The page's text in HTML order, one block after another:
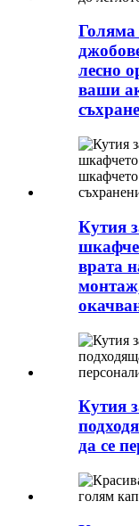
Голяма
лесно
ваши
Кутия
врата
Кутия
да се